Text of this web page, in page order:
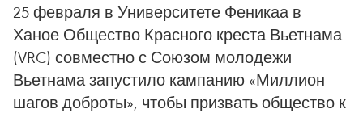
25 февраля в Университете Феникаа в
Ханое Общество Красного креста Вьетнама
(VRC) совместно с Союзом молодежи
Вьетнама запустило кампанию «Миллион
шагов доброты», чтобы призвать общество к